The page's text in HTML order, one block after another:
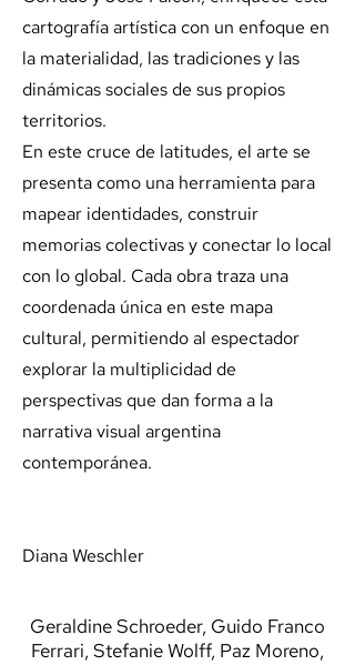
cartografía artística con un enfoque en
la materialidad, las tradiciones y las
dinámicas sociales de sus propios
territorios.
En este cruce de latitudes, el arte se
presenta como una herramienta para
mapear identidades, construir
memorias colectivas y conectar lo local
con lo global. Cada obra traza una
coordenada única en este mapa
cultural, permitiendo al espectador
explorar la multiplicidad de
perspectivas que dan forma a la
narrativa visual argentina
contemporánea.
Diana Weschler
Geraldine Schroeder, Guido Franco
Ferrari, Stefanie Wolff, Paz Moreno,